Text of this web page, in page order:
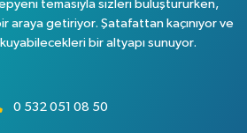
temasıyla sizleri buluştururken,
araya getiriyor. Şatafattan kaçınıyor ve
bir altyapı sunuyor.
0 532 051 08 50